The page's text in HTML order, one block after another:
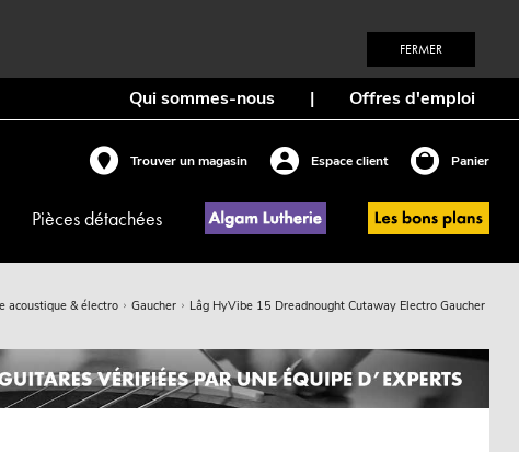
FERMER
Qui sommes-nous | Offres d'emploi
Trouver un magasin Espace client Panier
Pièces détachées
acoustique & électro Gaucher Lâg HyVibe 15 Dreadnought Cutaway Electro Gaucher